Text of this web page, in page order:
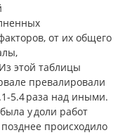
от их общего
этой таблицы
превалировали
5.4 раза над иными.
у доли работ
происходило